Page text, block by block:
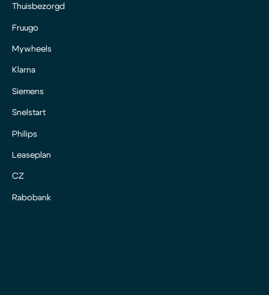
Thuisbezorgd
Fruugo
Mywheels
Klarna
Siemens
Snelstart
Philips
Leaseplan
CZ
Rabobank